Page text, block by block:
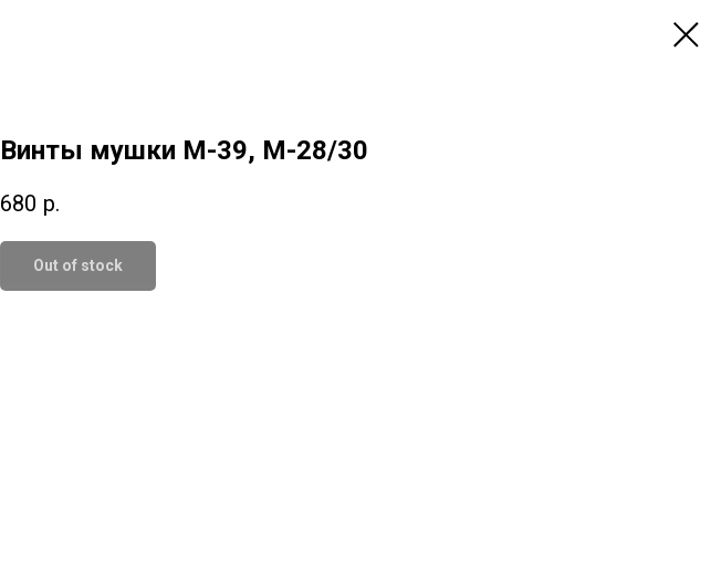
Винты мушки М-39, М-28/30
680 р.
Out of stock